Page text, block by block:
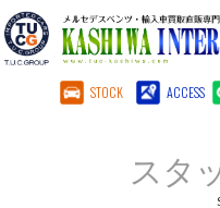
STOCK ACCESS
スタ